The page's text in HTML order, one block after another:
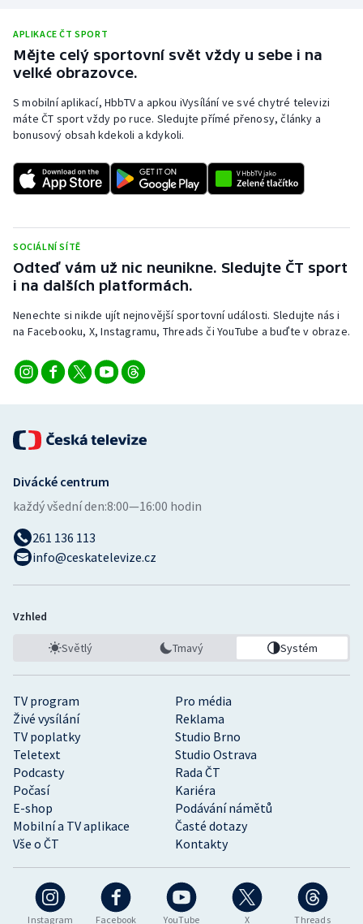
Rychlobruslení
Short track
Sportovní střelba
Triatlon
Veslování
Vodní slalom
Volejbal
Ostatní
APLIKACE ČT SPORT
Mějte celý sportovní svět vždy u sebe i na
velké obrazovce.
S mobilní aplikací, HbbTV a apkou iVysílání ve své chytré televizi
máte ČT sport vždy po ruce. Sledujte přímé přenosy, články a
bonusový obsah kdekoli a kdykoli.
SOCIÁLNÍ SÍTĚ
Odteď vám už nic neunikne. Sledujte ČT sport
i na dalších platformách.
Nenechte si nikde ujít nejnovější sportovní události. Sledujte nás i
na Facebooku, X, Instagramu, Threads či YouTube a buďte v obraze.
Instagram Facebook YouTube X Threads
TV program
Pro média
Živé vysílání
Reklama
TV poplatky
Studio Brno
Teletext
Studio Ostrava
Podcasty
Rada ČT
Počasí
Kariéra
E-shop
Podávání námětů
Mobilní a TV aplikace
Časté dotazy
Vše o ČT
Kontakty
Divácké centrum
každý všední den:8:00—16:00 hodin
261 136 113
info@ceskatelevize.cz
Vzhled
Světlý Tmavý Systém